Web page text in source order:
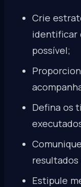
Crie
identificar
possível;
Defina os
resultados
Estipule